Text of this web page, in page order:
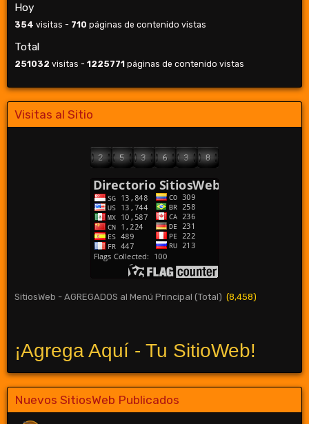
Hoy
354 visitas - 710 páginas de contenido vistas
Total
251032 visitas - 1225771 páginas de contenido vistas
Visitas al Sitio
SitiosWeb - AGREGADOS al Menú Principal (Total) (8,458)
¡Agrega Aquí - Tu SitioWeb!
Nuevos SitiosWeb Publicados